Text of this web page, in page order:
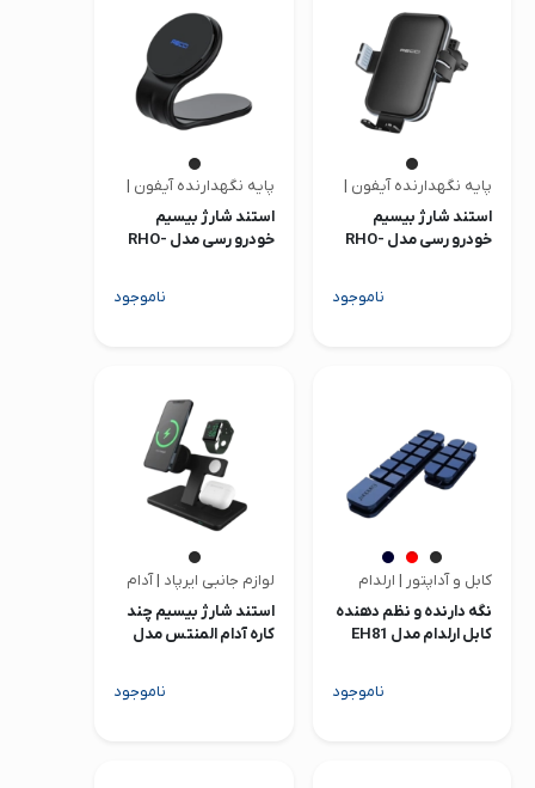
پایه نگهدارنده آیفون | رسی
استند شارژ بیسیم
خودرو رسی مدل RHO-
ناموجود
پایه نگهدارنده آیفون | رسی
استند شارژ بیسیم
خودرو رسی مدل RHO-
ناموجود
کابل و آداپتور | ارلدام
نگه دارنده و نظم دهنده
کابل ارلدام مدل EH81
ناموجود
لوازم جانبی ایرپاد | آدام المنتس
استند شارژ بیسیم چند
کاره آدام المنتس مدل
ناموجود